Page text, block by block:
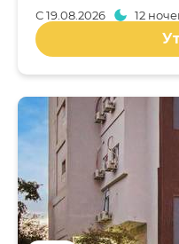
С19.08.2026 12